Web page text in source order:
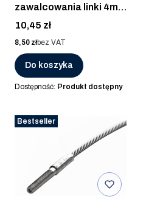
zawalcowania linki 4mm
gwint prawy M8
Cena
10,45 zł
Cena
8,50 złbez VAT
Do koszyka
Dostępność: Produkt dostępny
Bestseller